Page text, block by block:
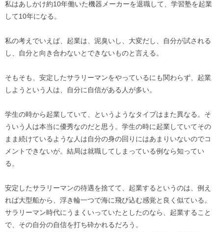
私はあしかけ約10年働いた機器メーカーを退職して、学習塾を起業
して10年になる。
私の考えでいえば、起業は、泥臭いし、大変だし、自分が試される
し、自分と向き合わないとできないものと言える。
そもそも、安定したサラリーマンをやっているにも関わらず、起業
しようという人は、自分に自信がある人が多い。
学生の時から起業していて、というようなタイプはまた異なる。そ
ういう人は本当に優秀なのだと思う。学生の時に起業していてその
まま続けているような人は自分の身の回りにはあまりいないのでコ
メントできないが。結局は就職してしまっている例なら知ってい
る。
安定したサラリーマンの待遇を捨てて、起業するというのは、例え
れば大型船から、浮き輪一つで海に飛び込む感覚と良く似ている。
サラリーマン時代にうまくいっていたとしたのなら、起業すること
で、その自分の自信を打ち砕かれるだろう。